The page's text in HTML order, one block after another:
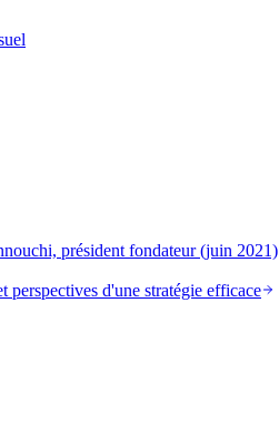
président fondateur (juin 2021)
d'une stratégie efficace